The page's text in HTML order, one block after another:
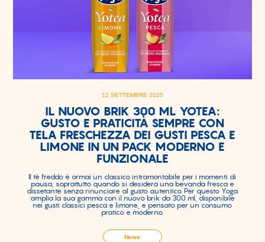
12 SETTEMBRE 2025
IL NUOVO BRIK 300 ML YOTEA:
GUSTO E PRATICITÀ SEMPRE CON
TELA FRESCHEZZA DEI GUSTI PESCA E
LIMONE IN UN PACK MODERNO E
FUNZIONALE
Il tè freddo è ormai un classico intramontabile per i momenti di
pausa, soprattutto quando si desidera una bevanda fresca e
dissetante senza rinunciare al gusto autentico. Per questo Yoga
amplia la sua gamma con il nuovo brik da 300 ml, disponibile
nei gusti classici pesca e limone, e pensato per un consumo
pratico e moderno.
News